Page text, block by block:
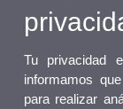
Tu privacidad
informamos
para realizar